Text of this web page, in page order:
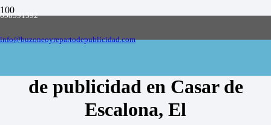
658591592
info@buzoneoyrepartodepublicidad.com
Empresa de buzoneo y reparto de publicidad
de publicidad en Casar de
Escalona, El